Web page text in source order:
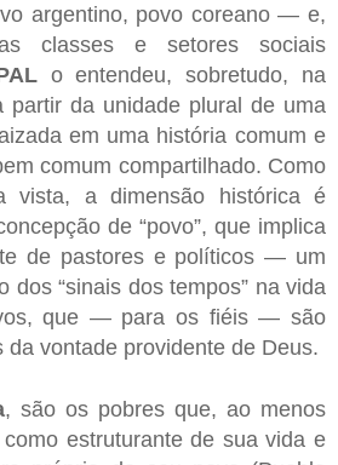
argentino, povo coreano — e,
classes e setores sociais
o entendeu, sobretudo, na
partir da unidade plural de uma
em uma história comum e
comum compartilhado. Como
vista, a dimensão histórica é
de “povo”, que implica
de pastores e políticos — um
dos “sinais dos tempos” na vida
que — para os fiéis — são
da vontade providente de Deus.
, são os pobres que, ao menos
estruturante de sua vida e